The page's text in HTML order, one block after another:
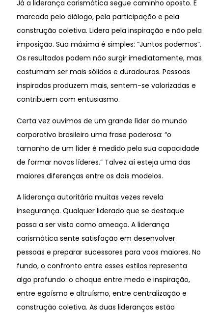
Já a liderança carismática segue caminho oposto. É
marcada pelo diálogo, pela participação e pela
construção coletiva. Lidera pela inspiração e não pela
imposição. Sua máxima é simples: “Juntos podemos”.
Os resultados podem não surgir imediatamente, mas
costumam ser mais sólidos e duradouros. Pessoas
inspiradas produzem mais, sentem-se valorizadas e
contribuem com entusiasmo.
Certa vez ouvimos de um grande líder do mundo
corporativo brasileiro uma frase poderosa: “o
tamanho de um líder é medido pela sua capacidade
de formar novos líderes.” Talvez aí esteja uma das
maiores diferenças entre os dois modelos.
A liderança autoritária muitas vezes revela
insegurança. Qualquer liderado que se destaque
passa a ser visto como ameaça. A liderança
carismática sente satisfação em desenvolver
pessoas e preparar sucessores para voos maiores. No
fundo, o confronto entre esses estilos representa
algo profundo: o choque entre medo e inspiração,
entre egoísmo e altruísmo, entre centralização e
construção coletiva. As duas lideranças estão